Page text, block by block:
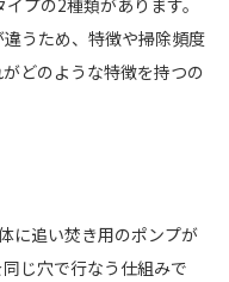
プの2種類があります。
うため、特徴や掃除頻度
どのような特徴を持つの
に追い焚き用のポンプが
じ穴で行なう仕組みで